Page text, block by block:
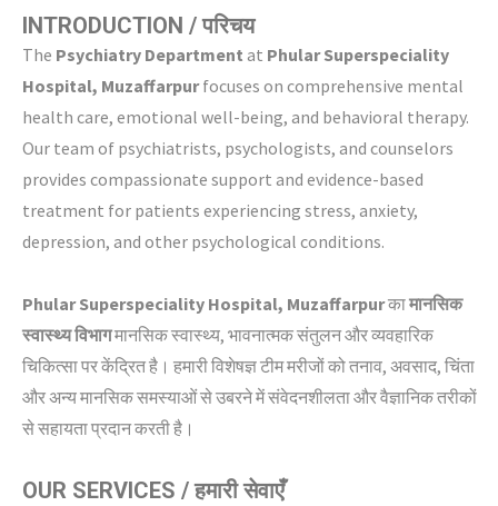
INTRODUCTION / परिचय
The Psychiatry Department at Phular Superspeciality
Hospital, Muzaffarpurfocuses on comprehensive mental
health care, emotional well-being, and behavioral therapy.
Our team of psychiatrists, psychologists, and counselors
provides compassionate support and evidence-based
treatment for patients experiencing stress, anxiety,
depression, and other psychological conditions.
Phular Superspeciality Hospital, Muzaffarpurकामानसिक
स्वास्थ्य विभागमानसिक स्वास्थ्य, भावनात्मक संतुलन और व्यवहारिक
चिकित्सा पर केंद्रित है। हमारी विशेषज्ञ टीम मरीजों को तनाव, अवसाद, चिंता
और अन्य मानसिक समस्याओं से उबरने में संवेदनशीलता और वैज्ञानिक तरीकों
से सहायता प्रदान करती है।
OUR SERVICES / हमारी सेवाएँ